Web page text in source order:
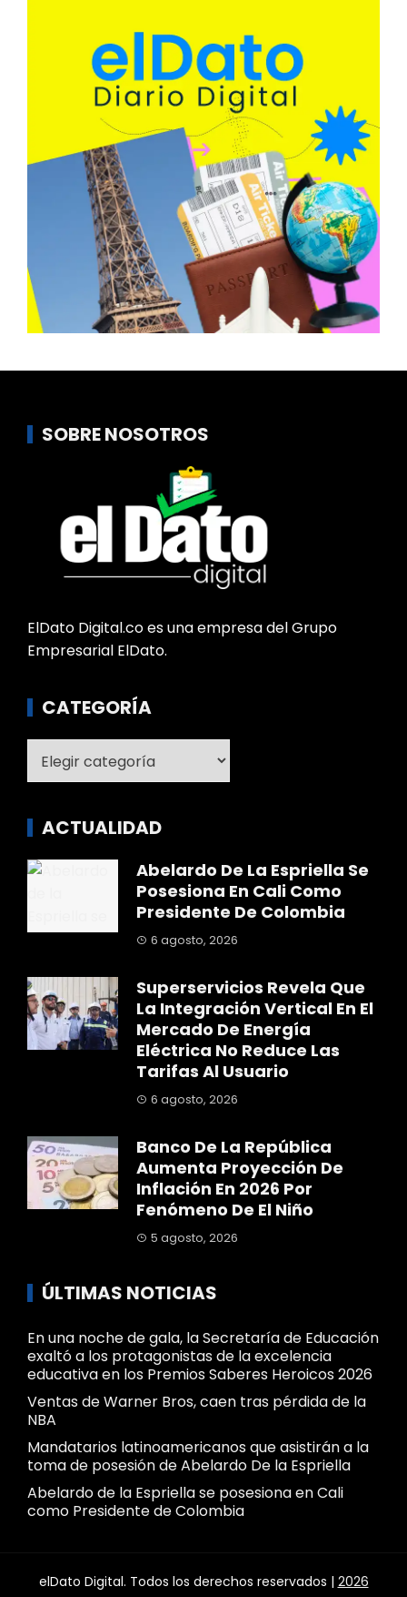
SOBRE NOSOTROS
ElDato Digital.co es una empresa del Grupo
Empresarial ElDato.
CATEGORÍA
ACTUALIDAD
Abelardo De La Espriella Se
Posesiona En Cali Como
Presidente De Colombia
6 agosto, 2026
Superservicios Revela Que
La Integración Vertical En El
Mercado De Energía
Eléctrica No Reduce Las
Tarifas Al Usuario
6 agosto, 2026
Banco De La República
Aumenta Proyección De
Inflación En 2026 Por
Fenómeno De El Niño
5 agosto, 2026
ÚLTIMAS NOTICIAS
En una noche de gala, la Secretaría de Educación
exaltó a los protagonistas de la excelencia
educativa en los Premios Saberes Heroicos 2026
Ventas de Warner Bros, caen tras pérdida de la
NBA
Mandatarios latinoamericanos que asistirán a la
toma de posesión de Abelardo De la Espriella
Abelardo de la Espriella se posesiona en Cali
como Presidente de Colombia
elDato Digital. Todos los derechos reservados | 2026